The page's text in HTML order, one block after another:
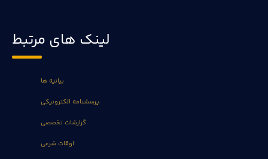
لینک های مرتبط
بیانیه ها
پرسشنامه الکترونیکی
گزارشات تخصصی
اوقات شرعی